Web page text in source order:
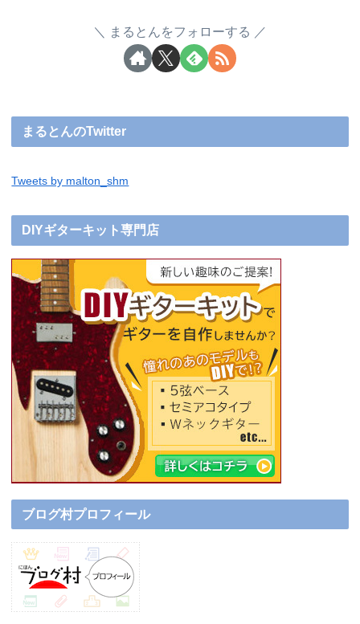
まるとんをフォローする
まるとんのTwitter
Tweets by malton_shm
DIYギターキット専門店
ブログ村プロフィール